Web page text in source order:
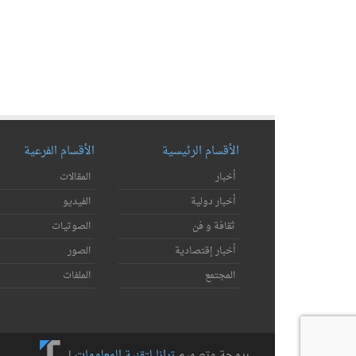
الأقسام الرئيسية
أخبار
أخبار دولية
ثقافة و فن
أخبار إقتصادية
المجتمع
الأقسام الفرعية
المقالات
الفيديو
الصوتيات
الصور
الملفات